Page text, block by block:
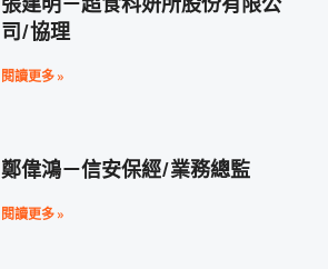
司/協理
閱讀更多 »
鄭偉鴻－信安保經/業務總監
閱讀更多 »